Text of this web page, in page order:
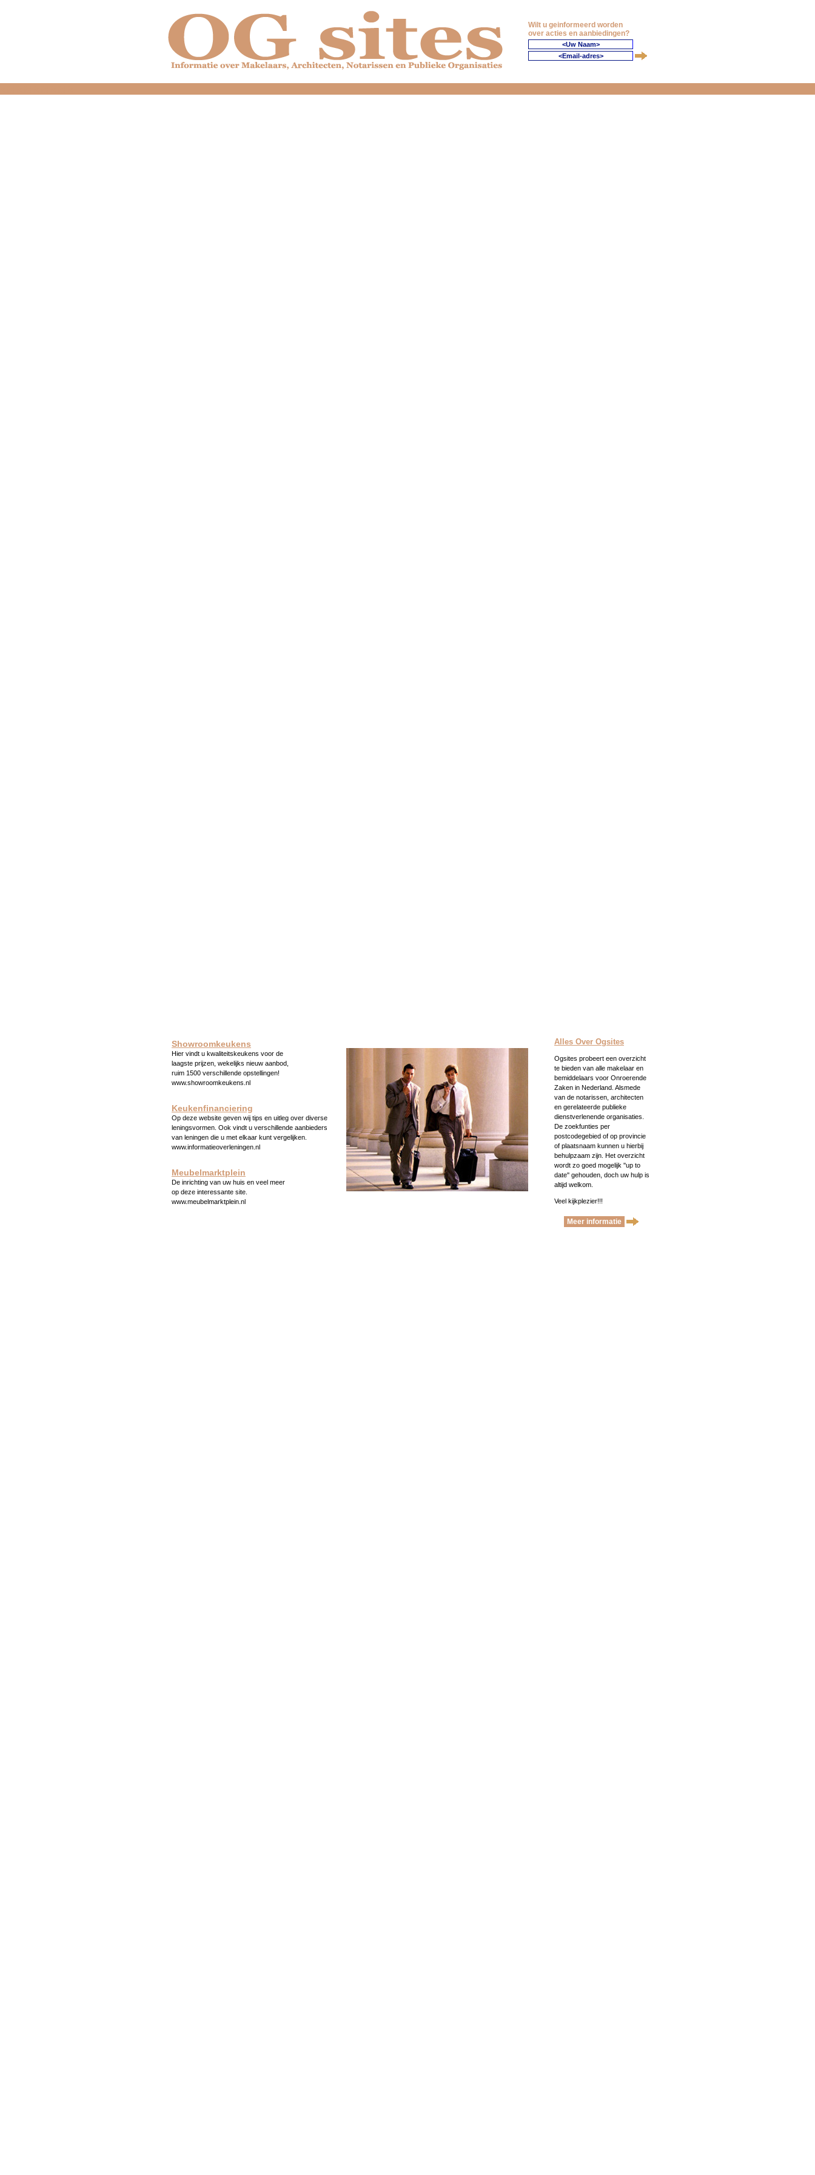
Wilt u geinformeerd worden
over acties en aanbiedingen?
Showroomkeukens
Hier vindt u kwaliteitskeukens voor de
laagste prijzen, wekelijks nieuw aanbod,
ruim 1500 verschillende opstellingen!
www.showroomkeukens.nl
Keukenfinanciering
Op deze website geven wij tips en uitleg over diverse
leningsvormen. Ook vindt u verschillende aanbieders
van leningen die u met elkaar kunt vergelijken.
www.informatieoverleningen.nl
Meubelmarktplein
De inrichting van uw huis en veel meer
op deze interessante site.
www.meubelmarktplein.nl
Alles Over Ogsites
Ogsites probeert een overzicht
te bieden van alle makelaar en
bemiddelaars voor Onroerende
Zaken in Nederland. Alsmede
van de notarissen, architecten
en gerelateerde publieke
dienstverlenende organisaties.
De zoekfunties per
postcodegebied of op provincie
of plaatsnaam kunnen u hierbij
behulpzaam zijn. Het overzicht
wordt zo goed mogelijk ''up to
date'' gehouden, doch uw hulp is
altijd welkom.
Veel kijkplezier!!!
Meer informatie